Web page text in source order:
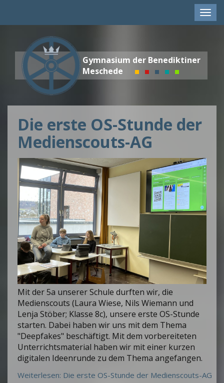
Gymnasium der Benediktiner
Meschede
Die erste OS-Stunde der
Medienscouts-AG
Mit der 5a unserer Schule durften wir, die
Medienscouts (Laura Wiese, Nils Wiemann und
Lenja Stöber; Klasse 8c), unsere erste OS-Stunde
starten. Dabei haben wir uns mit dem Thema
"Deepfakes" beschäftigt. Mit dem vorbereiteten
Unterrichtsmaterial haben wir mit einer kurzen
digitalen Ideenrunde zu dem Thema angefangen.
Weiterlesen: Die erste OS-Stunde der Medienscouts-AG